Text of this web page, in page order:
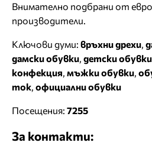
Внимателно подбрани от
производители.
Ключови думи: връхни дрехи,
дамски обувки, детски обувки
конфекция, мъжки обувки,
ток, официални обувки
Посещения: 7255
За контакти: